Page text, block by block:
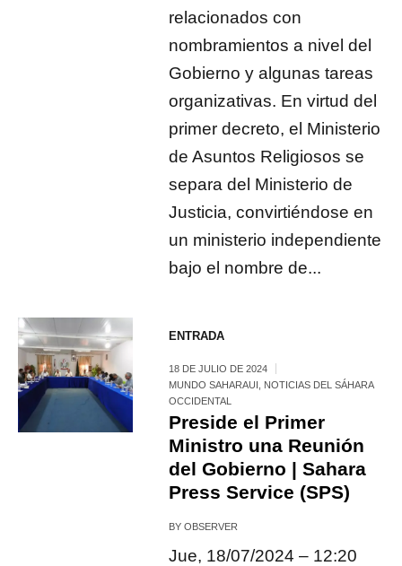
relacionados con
nombramientos a nivel del
Gobierno y algunas tareas
organizativas. En virtud del
primer decreto, el Ministerio
de Asuntos Religiosos se
separa del Ministerio de
Justicia, convirtiéndose en
un ministerio independiente
bajo el nombre de...
ENTRADA
18 DE JULIO DE 2024
MUNDO SAHARAUI
NOTICIAS DEL SÁHARA
OCCIDENTAL
Preside el Primer
Ministro una Reunión
del Gobierno | Sahara
Press Service (SPS)
BYOBSERVER
Jue, 18/07/2024 – 12:20